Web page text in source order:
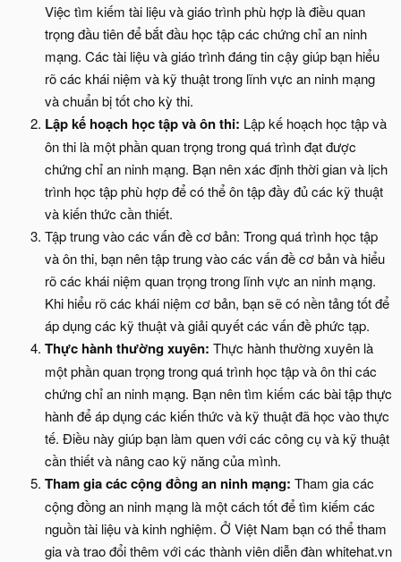
Việc tìm kiếm tài liệu và giáo trình phù hợp là điều quan
trọng đầu tiên để bắt đầu học tập các chứng chỉ an ninh
mạng. Các tài liệu và giáo trình đáng tin cậy giúp bạn hiểu
rõ các khái niệm và kỹ thuật trong lĩnh vực an ninh mạng
và chuẩn bị tốt cho kỳ thi.
Lập kế hoạch học tập và ôn thi: Lập kế hoạch học tập và
ôn thi là một phần quan trọng trong quá trình đạt được
chứng chỉ an ninh mạng. Bạn nên xác định thời gian và lịch
trình học tập phù hợp để có thể ôn tập đầy đủ các kỹ thuật
và kiến thức cần thiết.
Tập trung vào các vấn đề cơ bản: Trong quá trình học tập
và ôn thi, bạn nên tập trung vào các vấn đề cơ bản và hiểu
rõ các khái niệm quan trọng trong lĩnh vực an ninh mạng.
Khi hiểu rõ các khái niệm cơ bản, bạn sẽ có nền tảng tốt để
áp dụng các kỹ thuật và giải quyết các vấn đề phức tạp.
Thực hành thường xuyên: Thực hành thường xuyên là
một phần quan trọng trong quá trình học tập và ôn thi các
chứng chỉ an ninh mạng. Bạn nên tìm kiếm các bài tập thực
hành để áp dụng các kiến thức và kỹ thuật đã học vào thực
tế. Điều này giúp bạn làm quen với các công cụ và kỹ thuật
cần thiết và nâng cao kỹ năng của mình.
Tham gia các cộng đồng an ninh mạng: Tham gia các
cộng đồng an ninh mạng là một cách tốt để tìm kiếm các
nguồn tài liệu và kinh nghiệm. Ở Việt Nam bạn có thể tham
gia và trao đổi thêm với các thành viên diễn đàn whitehat.vn